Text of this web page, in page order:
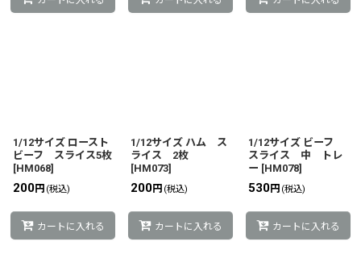
1/12サイズ ロースト
ビーフ スライス5枚
[HM068]
200円 (税込)
カートに入れる
1/12サイズ ハム ス
ライス 2枚
[HM073]
200円 (税込)
カートに入れる
1/12サイズ ビーフ
スライス 中 トレ
ー [HM078]
530円 (税込)
カートに入れる